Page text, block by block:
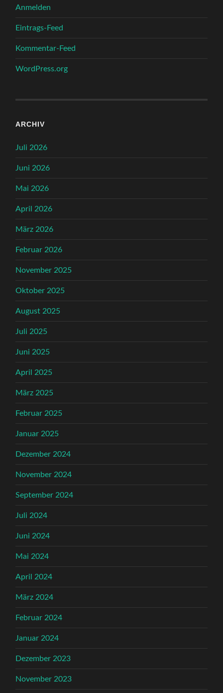
Anmelden
Eintrags-Feed
Kommentar-Feed
WordPress.org
ARCHIV
Juli 2026
Juni 2026
Mai 2026
April 2026
März 2026
Februar 2026
November 2025
Oktober 2025
August 2025
Juli 2025
Juni 2025
April 2025
März 2025
Februar 2025
Januar 2025
Dezember 2024
November 2024
September 2024
Juli 2024
Juni 2024
Mai 2024
April 2024
März 2024
Februar 2024
Januar 2024
Dezember 2023
November 2023